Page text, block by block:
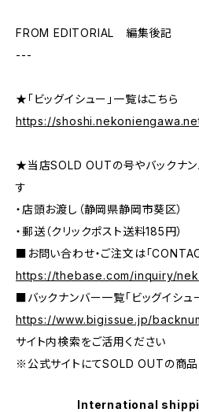
FROM EDITORIAL 編集後記
---
★「ビッグイシュー」一覧はこちら
https://
★当店SOLD OUTの号やバックナン
す
・店頭お渡し（静岡県静岡市葵区）
・郵送（クリックポスト送料185円）
■お問い合わせ・ご注文は「
https://thebase.com/inquiry/
■バックナンバー一覧「ビッグイシュ
https://www.bigissue.jp/
サイト内検索をご活用ください
※公式サイトにてSOLD OUTの商品
International